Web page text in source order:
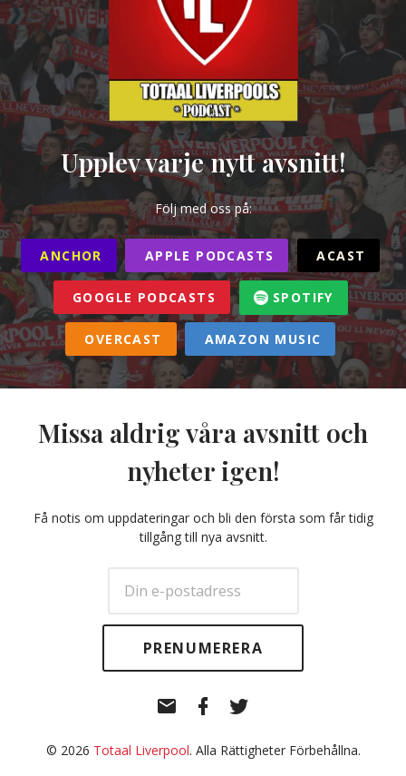
Upplev varje nytt avsnitt!
Följ med oss på:
ANCHOR APPLE PODCASTS ACAST
GOOGLE PODCASTS SPOTIFY
OVERCAST AMAZON MUSIC
Missa aldrig våra avsnitt och
nyheter igen!
Få notis om uppdateringar och bli den första som får tidig
tillgång till nya avsnitt.
post
Facebook
© 2026 Totaal Liverpool. Alla Rättigheter Förbehållna.